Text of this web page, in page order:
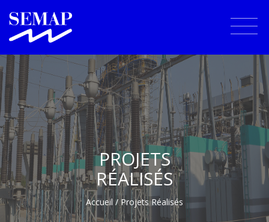
PROJETS
RÉALISÉS
Accueil/ Projets Réalisés